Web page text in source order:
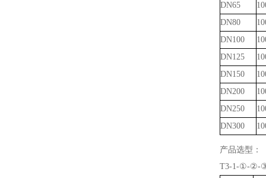
DN65
DN80
DN100
DN125
DN150
DN200
DN250
DN300
产品选型：
T3-1-①-